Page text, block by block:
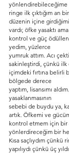
ringe ilk çıktığım an bir
düzenin içine
vardı; öfke yasaktı ama
kontrol ve güç
yedim, yüzlerce
yumruk attım. Acı
sakinleştirdi, çünkü ilk
içimdeki fırtına belirli
bölgede derece
yaptım, lisansımı
yasaklanmasının
sebebi de buydu ya,
artık. Öfkemi ve
kontrol etmem için bir
yönlerdireceğim bir
Kısa saçlıydım
yapılıydı çünkü üç